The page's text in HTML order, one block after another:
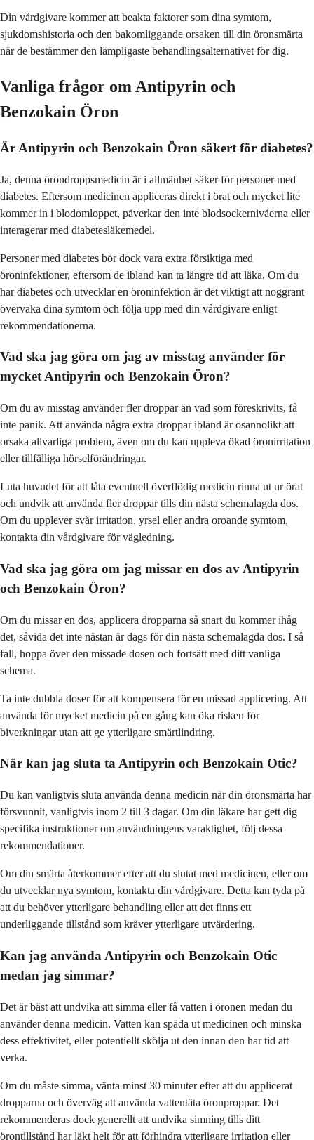
Din vårdgivare kommer att beakta faktorer som dina symtom,
sjukdomshistoria och den bakomliggande orsaken till din öronsmärta
när de bestämmer den lämpligaste behandlingsalternativet för dig.
Vanliga frågor om Antipyrin och
Benzokain Öron
Är Antipyrin och Benzokain Öron säkert för diabetes?
Ja, denna örondroppsmedicin är i allmänhet säker för personer med
diabetes. Eftersom medicinen appliceras direkt i örat och mycket lite
kommer in i blodomloppet, påverkar den inte blodsockernivåerna eller
interagerar med diabetesläkemedel.
Personer med diabetes bör dock vara extra försiktiga med
öroninfektioner, eftersom de ibland kan ta längre tid att läka. Om du
har diabetes och utvecklar en öroninfektion är det viktigt att noggrant
övervaka dina symtom och följa upp med din vårdgivare enligt
rekommendationerna.
Vad ska jag göra om jag av misstag använder för
mycket Antipyrin och Benzokain Öron?
Om du av misstag använder fler droppar än vad som föreskrivits, få
inte panik. Att använda några extra droppar ibland är osannolikt att
orsaka allvarliga problem, även om du kan uppleva ökad öronirritation
eller tillfälliga hörselförändringar.
Luta huvudet för att låta eventuell överflödig medicin rinna ut ur örat
och undvik att använda fler droppar tills din nästa schemalagda dos.
Om du upplever svår irritation, yrsel eller andra oroande symtom,
kontakta din vårdgivare för vägledning.
Vad ska jag göra om jag missar en dos av Antipyrin
och Benzokain Öron?
Om du missar en dos, applicera dropparna så snart du kommer ihåg
det, såvida det inte nästan är dags för din nästa schemalagda dos. I så
fall, hoppa över den missade dosen och fortsätt med ditt vanliga
schema.
Ta inte dubbla doser för att kompensera för en missad applicering. Att
använda för mycket medicin på en gång kan öka risken för
biverkningar utan att ge ytterligare smärtlindring.
När kan jag sluta ta Antipyrin och Benzokain Otic?
Du kan vanligtvis sluta använda denna medicin när din öronsmärta har
försvunnit, vanligtvis inom 2 till 3 dagar. Om din läkare har gett dig
specifika instruktioner om användningens varaktighet, följ dessa
rekommendationer.
Om din smärta återkommer efter att du slutat med medicinen, eller om
du utvecklar nya symtom, kontakta din vårdgivare. Detta kan tyda på
att du behöver ytterligare behandling eller att det finns ett
underliggande tillstånd som kräver ytterligare utvärdering.
Kan jag använda Antipyrin och Benzokain Otic
medan jag simmar?
Det är bäst att undvika att simma eller få vatten i öronen medan du
använder denna medicin. Vatten kan späda ut medicinen och minska
dess effektivitet, eller potentiellt skölja ut den innan den har tid att
verka.
Om du måste simma, vänta minst 30 minuter efter att du applicerat
dropparna och överväg att använda vattentäta öronproppar. Det
rekommenderas dock generellt att undvika simning tills ditt
örontillstånd har läkt helt för att förhindra ytterligare irritation eller